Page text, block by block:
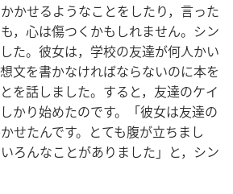
かせるようなことをしたり，言った
，心は傷つくかもしれません。シン
た。彼女は，学校の友達が何人かい
文を書かなければならないのに本を
を話しました。すると，友達のケイ
かり始めたのです。「彼女は友達の
せたんです。とても腹が立ちまし
ろんなことがありました」と，シン